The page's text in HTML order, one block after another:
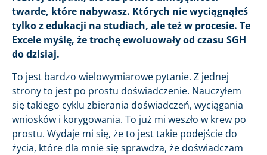
twarde, które nabywasz. Których nie wyciągnąłeś
tylko z edukacji na studiach, ale też w procesie. Te
Excele myślę, że trochę ewoluowały od czasu SGH
do dzisiaj.
To jest bardzo wielowymiarowe pytanie. Z jednej
strony to jest po prostu doświadczenie. Nauczyłem
się takiego cyklu zbierania doświadczeń, wyciągania
wniosków i korygowania. To już mi weszło w krew po
prostu. Wydaje mi się, że to jest takie podejście do
życia, które dla mnie się sprawdza, że doświadczam